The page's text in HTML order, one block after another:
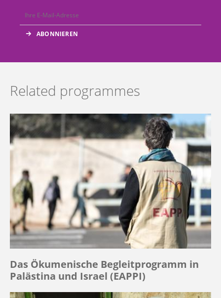
Related programmes
Das Ökumenische Begleitprogramm in
Palästina und Israel (EAPPI)